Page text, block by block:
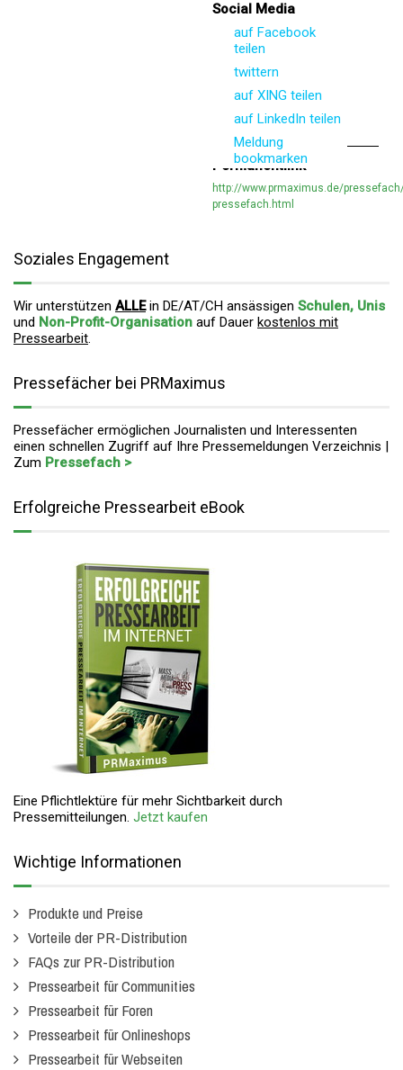
Social Media
auf Facebook
teilen
twittern
auf XING teilen
auf LinkedIn teilen
Meldung
bookmarken
Permanentlink
http://www.prmaximus.de/
pressefach.html
Soziales Engagement
Wir unterstützen ALLEin DE/AT/CH ansässigen Schulen, Unis
und Non-Profit-Organisation auf Dauer kostenlos mit
Pressearbeit.
Pressefächer bei PRMaximus
Pressefächer ermöglichen Journalisten und Interessenten
einen schnellen Zugriff auf Ihre Pressemeldungen Verzeichnis |
Zum Pressefach >
Erfolgreiche Pressearbeit eBook
Eine Pflichtlektüre für mehr Sichtbarkeit durch
Pressemitteilungen. Jetzt kaufen
Wichtige Informationen
Produkte und Preise
Vorteile der PR-Distribution
FAQs zur PR-Distribution
Pressearbeit für Communities
Pressearbeit für Foren
Pressearbeit für Onlineshops
Pressearbeit für Webseiten